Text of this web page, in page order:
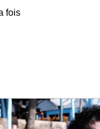
fois